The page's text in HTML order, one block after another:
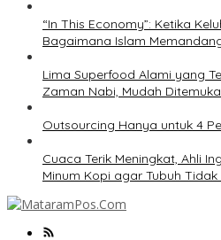
“In This Economy”: Ketika
Bagaimana Islam
Lima Superfood Alami yang
Zaman Nabi, Mudah
Outsourcing Hanya untuk 4
Cuaca Terik Meningkat, Ahli
Minum Kopi agar Tubuh